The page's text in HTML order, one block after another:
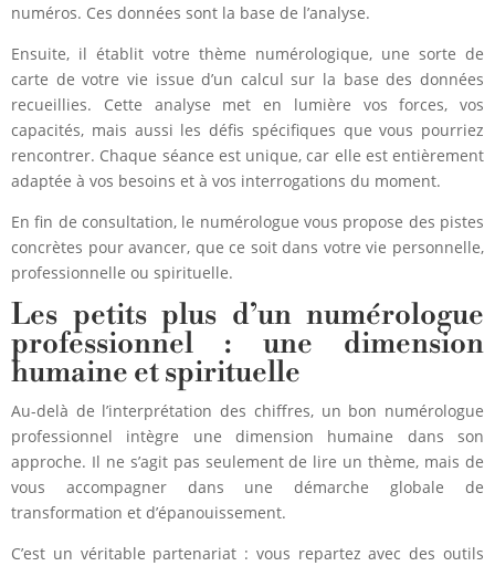
numéros. Ces données sont la base de l’analyse.
Ensuite, il établit votre thème numérologique, une sorte de
carte de votre vie issue d’un calcul sur la base des données
recueillies. Cette analyse met en lumière vos forces, vos
capacités, mais aussi les défis spécifiques que vous pourriez
rencontrer. Chaque séance est unique, car elle est entièrement
adaptée à vos besoins et à vos interrogations du moment.
En fin de consultation, le numérologue vous propose des pistes
concrètes pour avancer, que ce soit dans votre vie personnelle,
professionnelle ou spirituelle.
Les petits plus d’un numérologue
professionnel : une dimension
humaine et spirituelle
Au-delà de l’interprétation des chiffres, un bon numérologue
professionnel intègre une dimension humaine dans son
approche. Il ne s’agit pas seulement de lire un thème, mais de
vous accompagner dans une démarche globale de
transformation et d’épanouissement.
C’est un véritable partenariat : vous repartez avec des outils